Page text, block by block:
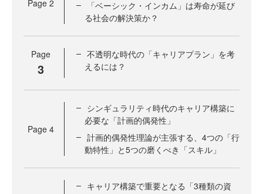
Page 2
「ベーシック・インカム」は寿命が延び
る社会の解決策か？
Page
3
不透明な時代の「キャリアプラン」を考
えるには？
Page 4
シンギュラリティ時代のキャリア構築に
必要な「計画的偶発性」
計画的偶発性理論が主張する、4つの「行
動特性」と5つの磨くべき「スキル」
キャリア構築で重要となる「3種類の資